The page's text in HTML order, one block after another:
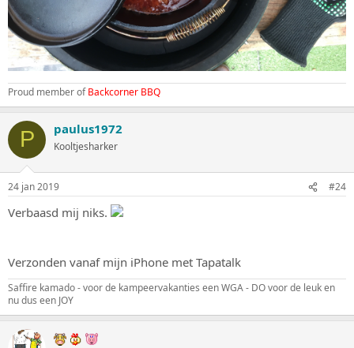
Proud member ofBackcorner BBQ
P paulus1972
Kooltjesharker
24 jan 2019 #24
Verbaasd mij niks.
Verzonden vanaf mijn iPhone met Tapatalk
Saffire kamado - voor de kampeervakanties een WGA - DO voor de leuk en
nu dus een JOY